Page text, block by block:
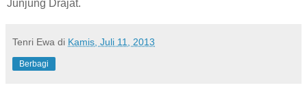
Junjung Drajat.
Tenri Ewa di Kamis, Juli 11, 2013
Berbagi